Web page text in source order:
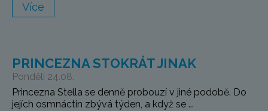
Více
PRINCEZNA STOKRÁT JINAK
Pondělí 24.08.
Princezna Stella se denně probouzí v jiné podobě. Do
jejích osmnáctin zbývá týden, a když se ...